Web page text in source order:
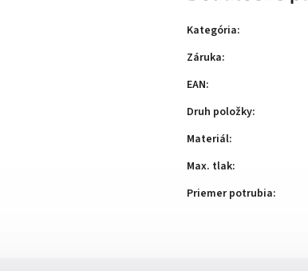
Kategória:
Záruka:
EAN:
Druh položky:
Materiál:
Max. tlak:
Priemer potrubia: